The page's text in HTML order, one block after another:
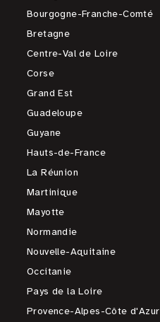
Bourgogne-Franche-Comté
Bretagne
Centre-Val de Loire
Corse
Grand Est
Guadeloupe
Guyane
Hauts-de-France
La Réunion
Martinique
Mayotte
Normandie
Nouvelle-Aquitaine
Occitanie
Pays de la Loire
Provence-Alpes-Côte d'Azur